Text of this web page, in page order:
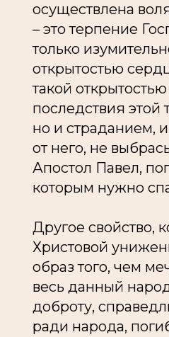
осуществлена
– это терпение
только
открытостью
такой
последствия этой
но и страданием,
от него, не
Апостол Павел,
которым нужно
Другое свойство,
Христовой
образ того, чем
весь данный
доброту,
ради народа,